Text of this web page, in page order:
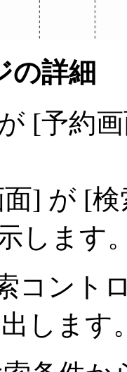
の詳細
[予約
] が [
します
コント
します